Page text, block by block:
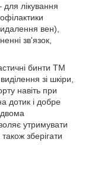
для лікування
вен),
зв'язок,
бинти ТМ
зі шкіри,
навіть при
дотик і добре
утримувати
зберігати